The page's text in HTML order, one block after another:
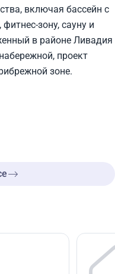
включая бассейн с
зону, сауну и
в районе Ливадия
проект
зоне.